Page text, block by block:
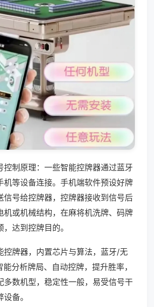
控制原理：一些智能控牌器通过蓝牙
机等设备连接。手机端软件预设好牌
信号给控牌器，控牌器接收到信号后
机或机械结构，在麻将机洗牌、码牌
达到控牌目的。
控牌器，内置芯片与算法，蓝牙/无
分析牌局、自动控牌，提升胜率，
多数机型，稳定性一般，易受信号干
备。